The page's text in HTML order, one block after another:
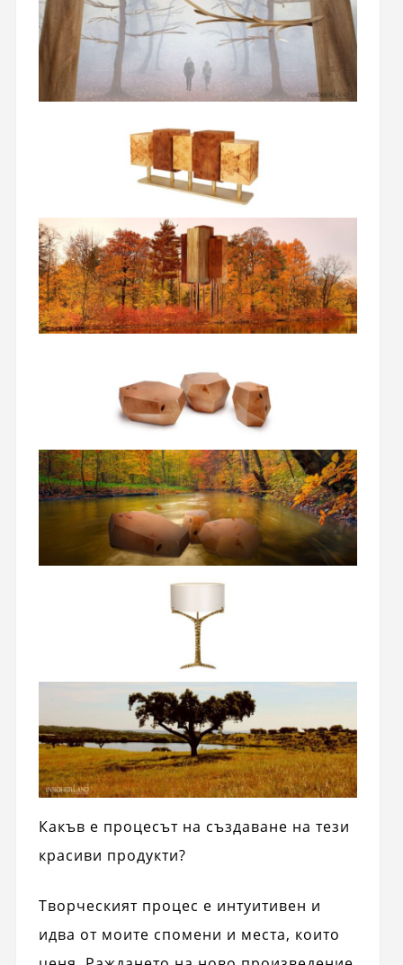
Какъв е процесът на създаване на тези
красиви продукти?
Творческият процес е интуитивен и
идва от моите спомени и места, които